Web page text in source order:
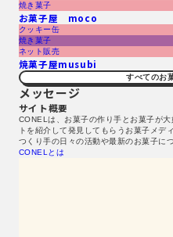
焼き菓子
お菓子屋 moco
クッキー缶
焼き菓子
ネット販売
焼菓子屋musubi
すべてのお
メッセージ
サイト概要
CONELは、お菓子の作り手とお菓子が
トを紹介して発見してもらうお菓子メデ
つくり手の日々の活動や最新のお菓子に
CONELとは